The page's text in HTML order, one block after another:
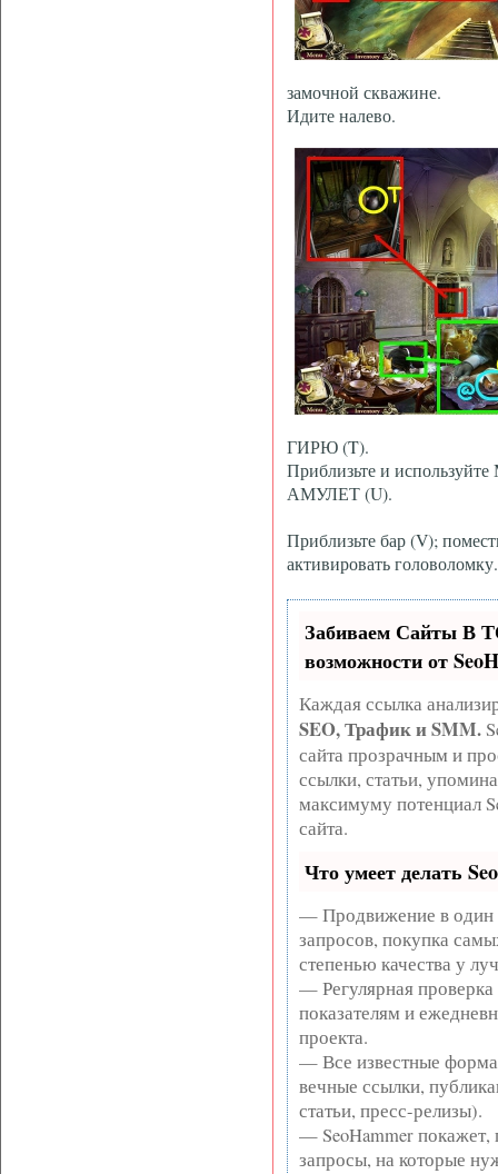
замочной скважине.
Идите налево.
ГИРЮ (T).
Приблизьте и
АМУЛЕТ (U).
Приблизьте бар (V);
активировать головоломку.
Забиваем Сайты В
возможности от
Каждая ссылка
SEO, Трафик и SMM.
сайта прозрачным и
ссылки, статьи,
максимуму потенциал
сайта.
Что умеет делать
— Продвижение в один
запросов, покупка
степенью качества у
— Регулярная проверка
показателям и
проекта.
— Все известные
вечные ссылки,
статьи, пресс-релизы).
— SeoHammer покажет,
запросы, на которые